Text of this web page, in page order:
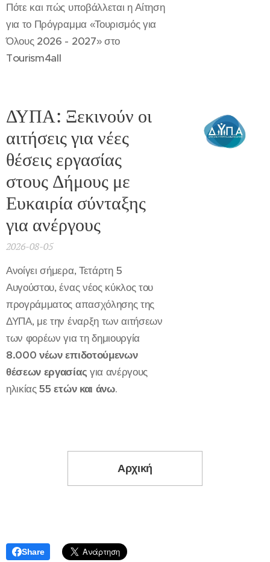
Πότε και πώς υποβάλλεται η Αίτηση
για το Πρόγραμμα «Τουρισμός για
Όλους 2026 - 2027» στο
Tourism4all
ΔΥΠΑ: Ξεκινούν οι
αιτήσεις για νέες
θέσεις εργασίας
στους Δήμους με
Ευκαιρία σύνταξης
για ανέργους
2026-08-05
Ανοίγει σήμερα, Τετάρτη 5
Αυγούστου, ένας νέος κύκλος του
προγράμματος απασχόλησης της
ΔΥΠΑ, με την έναρξη των αιτήσεων
των φορέων για τη δημιουργία
8.000 νέων επιδοτούμενων
θέσεων εργασίας για ανέργους
ηλικίας55 ετών και άνω.
Αρχική
Share